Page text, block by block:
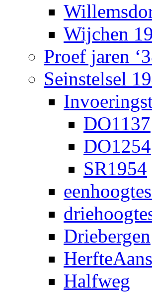
Wijchen
Proef jaren
Seinstelsel
DO1137
DO1254
SR1954
Driebergen
Halfweg